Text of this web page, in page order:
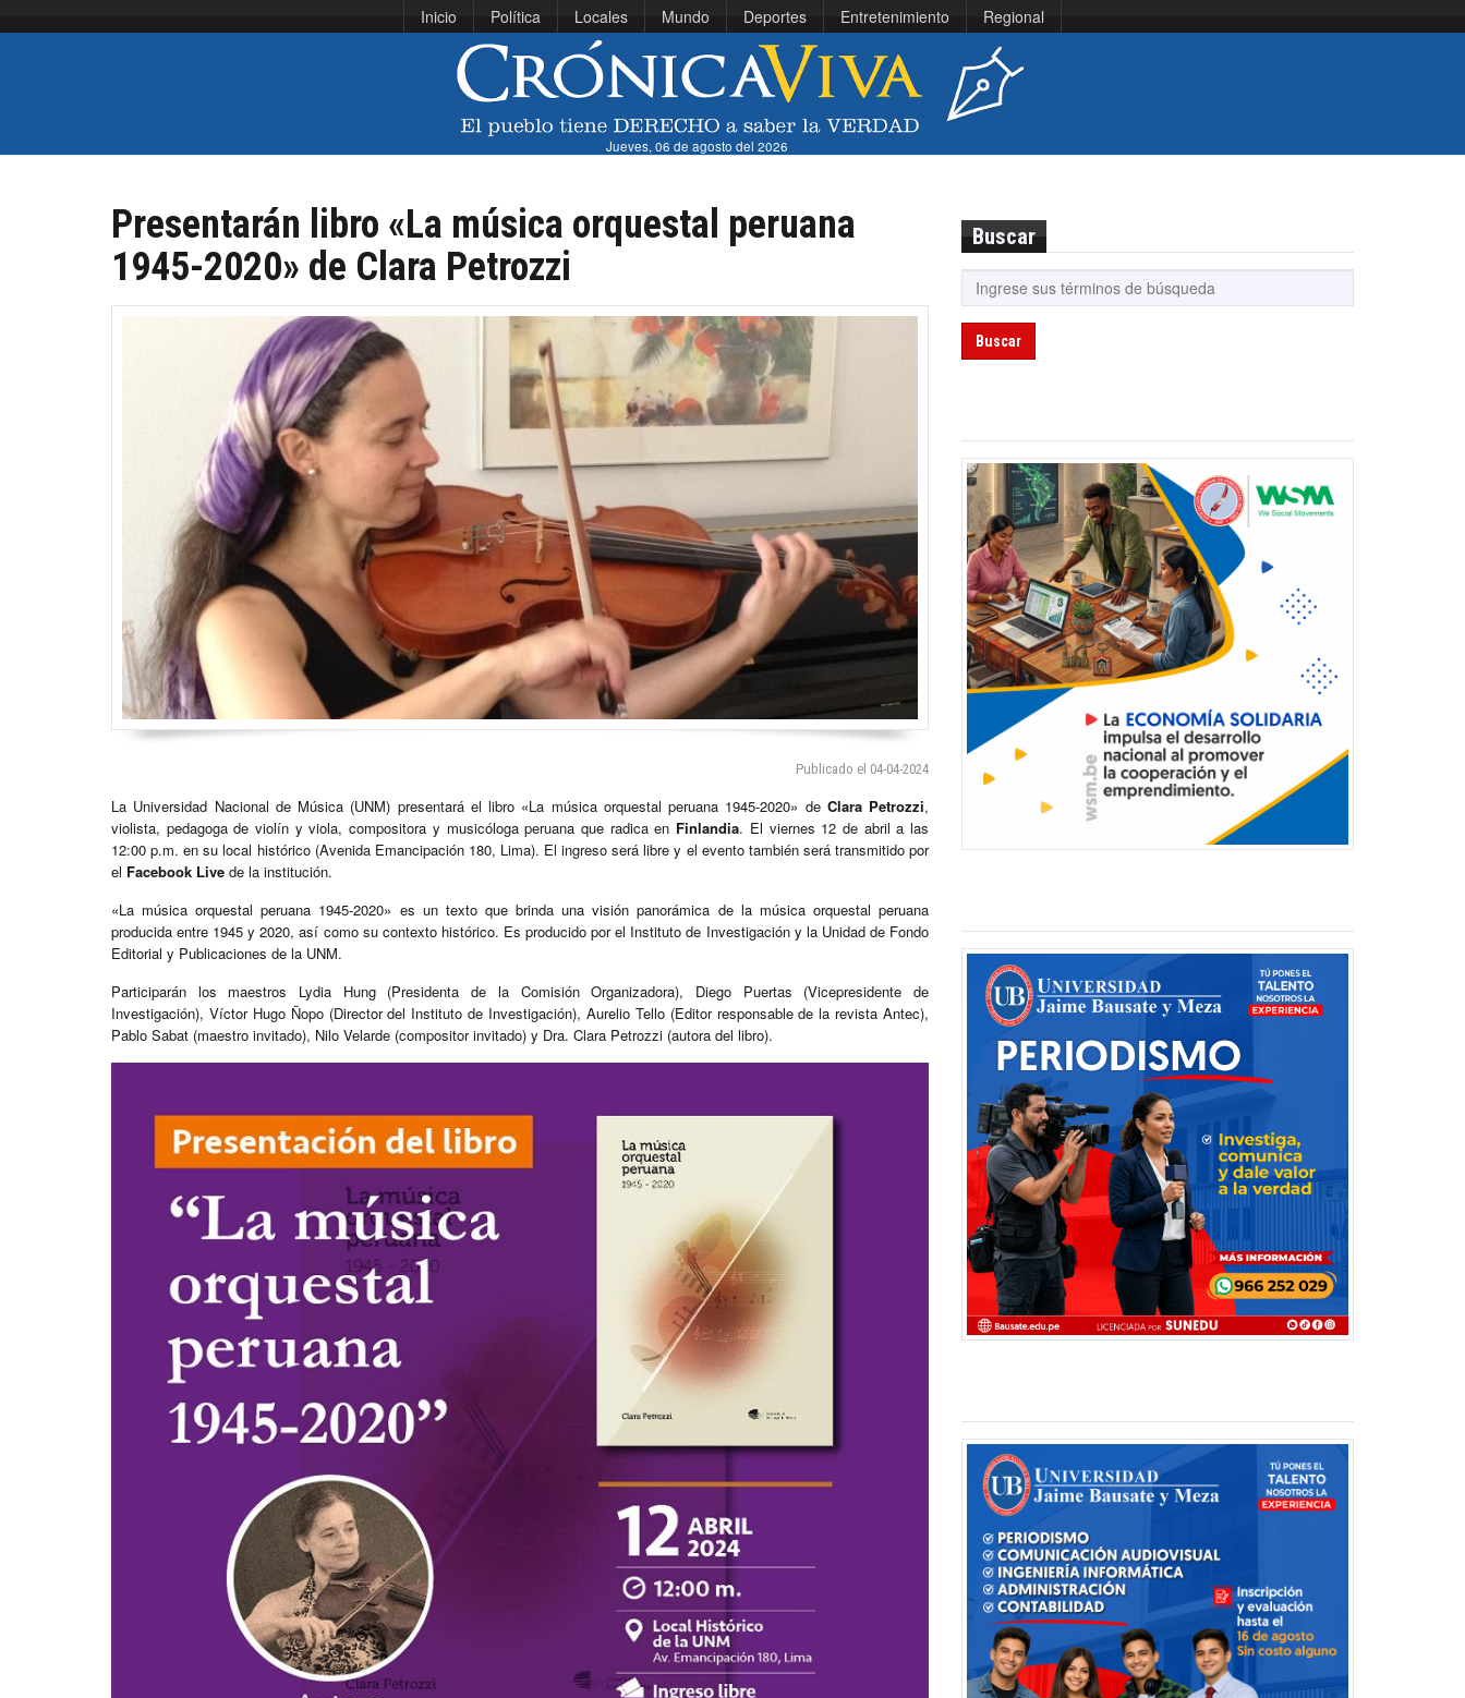
Inicio Política Locales Mundo Deportes Entretenimiento Regional
Jueves, 06 de agosto del 2026
Presentarán libro «La música orquestal peruana
1945-2020» de Clara Petrozzi
Publicado el 04-04-2024
La Universidad Nacional de Música (UNM) presentará el libro «La música orquestal peruana 1945-2020» de Clara Petrozzi,
violista, pedagoga de violín y viola, compositora y musicóloga peruana que radica en Finlandia. El viernes 12 de abril a las
12:00 p.m. en su local histórico (Avenida Emancipación 180, Lima). El ingreso será libre y el evento también será transmitido por
el Facebook Live de la institución.
«La música orquestal peruana 1945-2020» es un texto que brinda una visión panorámica de la música orquestal peruana
producida entre 1945 y 2020, así como su contexto histórico. Es producido por el Instituto de Investigación y la Unidad de Fondo
Editorial y Publicaciones de la UNM.
Participarán los maestros Lydia Hung (Presidenta de la Comisión Organizadora), Diego Puertas (Vicepresidente de
Investigación), Víctor Hugo Ñopo (Director del Instituto de Investigación), Aurelio Tello (Editor responsable de la revista Antec),
Pablo Sabat (maestro invitado), Nilo Velarde (compositor invitado) y Dra. Clara Petrozzi (autora del libro).
Buscar
Buscar